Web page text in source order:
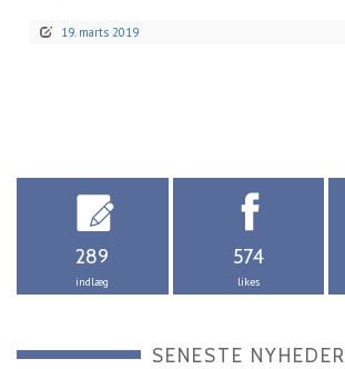
19. marts 2019
289
indlæg
574
likes
SENESTE NYHEDER